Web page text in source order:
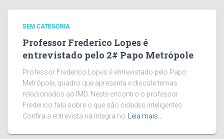
SEM CATEGORIA
Professor Frederico Lopes é
entrevistado pelo 2# Papo Metrópole
Professor Frederico Lopes é entrevistado pelo Papo
Metrópole, quadro que apresenta e discute temas
relacionados ao IMD. Neste encontro o professor
Frederico fala sobre o que são cidades inteligentes.
Confira a entrevista na íntegra no
Leia mais…